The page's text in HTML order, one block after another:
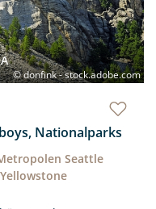
© donfink - stock.adobe.com
Nationalparks
Seattle